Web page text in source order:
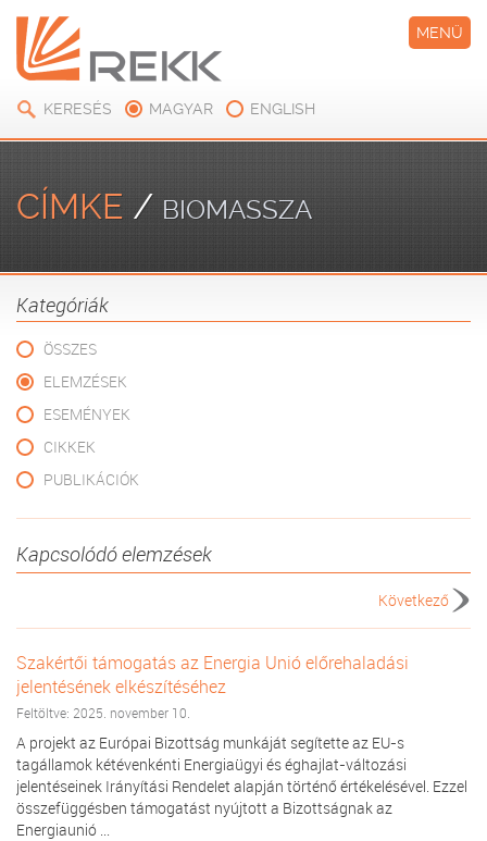
KERESÉS MAGYAR ENGLISH
MENÜ
CÍMKE / BIOMASSZA
Kategóriák
ÖSSZES
ELEMZÉSEK
ESEMÉNYEK
CIKKEK
PUBLIKÁCIÓK
Kapcsolódó elemzések
Következő
Szakértői támogatás az Energia Unió előrehaladási
jelentésének elkészítéséhez
Feltöltve: 2025. november 10.
A projekt az Európai Bizottság munkáját segítette az EU-s
tagállamok kétévenkénti Energiaügyi és éghajlat-változási
jelentéseinek Irányítási Rendelet alapján történő értékelésével. Ezzel
összefüggésben támogatást nyújtott a Bizottságnak az
Energiaunió ...